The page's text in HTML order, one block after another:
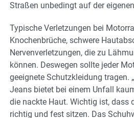
Straßen unbedingt auf der
Typische Verletzungen bei
Knochenbrüche, schwere
Nervenverletzungen, die zu
können. Deswegen sollte jeder
geeignete Schutzkleidung tragen.
Jeans bietet bei einem Unfall
die nackte Haut. Wichtig ist, dass
richtig und fest sitzen. Das